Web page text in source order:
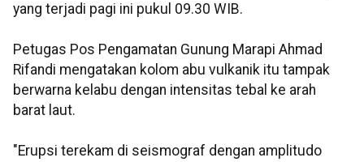
yang terjadi pagi ini pukul 09.30 WIB.
Petugas Pos Pengamatan Gunung Marapi Ahmad
Rifandi mengatakan kolom abu vulkanik itu tampak
berwarna kelabu dengan intensitas tebal ke arah
barat laut.
"Erupsi terekam di seismograf dengan amplitudo